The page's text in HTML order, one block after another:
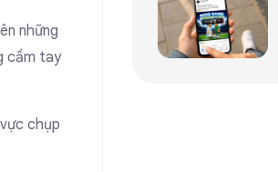
những
cầm tay
chụp